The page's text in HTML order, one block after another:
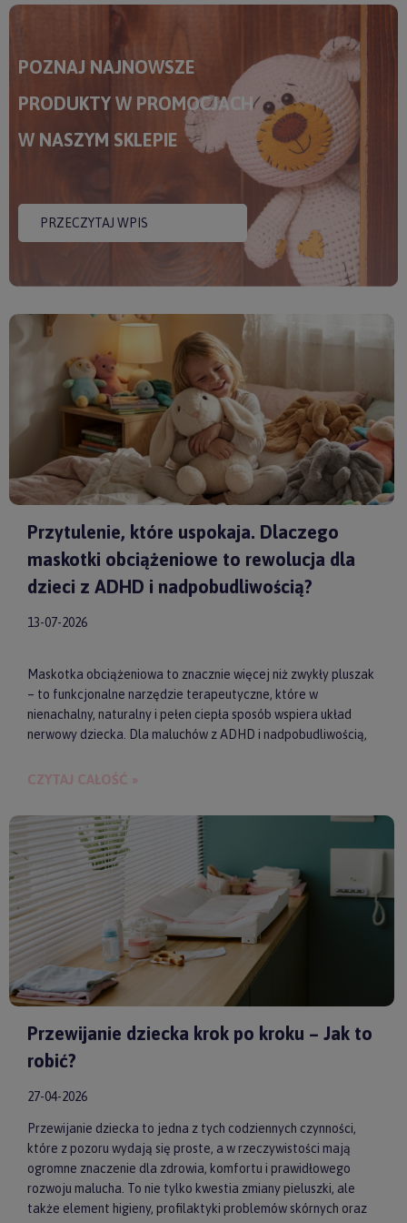
POZNAJ NAJNOWSZE
PRODUKTY W PROMOCJACH
W NASZYM SKLEPIE
PRZECZYTAJ WPIS
Przytulenie, które uspokaja. Dlaczego
maskotki obciążeniowe to rewolucja dla
dzieci z ADHD i nadpobudliwością?
13-07-2026
Maskotka obciążeniowa to znacznie więcej niż zwykły pluszak
– to funkcjonalne narzędzie terapeutyczne, które w
nienachalny, naturalny i pełen ciepła sposób wspiera układ
nerwowy dziecka. Dla maluchów z ADHD i nadpobudliwością,
dociążony przyjaciel może stać się kluczem do upragnionego
model od sprawdzonych producentów, takich jakby ASTRUP,
HuggimalsczyMembantu
, masz pewność, że dajesz swojemu
dziecku bezpieczne i skuteczne wsparcie każdego dnia.
CZYTAJ CAŁOŚĆ »
Przewijanie dziecka krok po kroku – Jak to
robić?
27-04-2026
Przewijanie dziecka to jedna z tych codziennych czynności,
które z pozoru wydają się proste, a w rzeczywistości mają
ogromne znaczenie dla zdrowia, komfortu i prawidłowego
rozwoju malucha. To nie tylko kwestia zmiany pieluszki, ale
także element higieny, profilaktyki problemów skórnych oraz